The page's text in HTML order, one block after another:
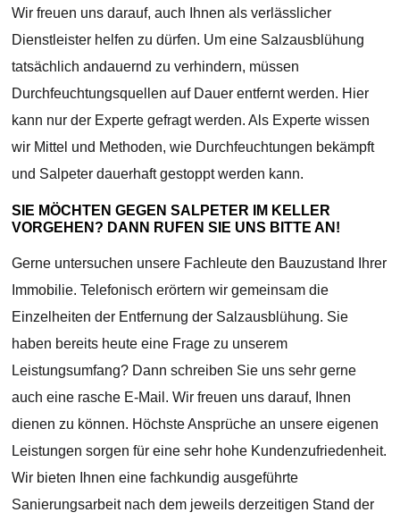
Wir freuen uns darauf, auch Ihnen als verlässlicher
Dienstleister helfen zu dürfen. Um eine Salzausblühung
tatsächlich andauernd zu verhindern, müssen
Durchfeuchtungsquellen auf Dauer entfernt werden. Hier
kann nur der Experte gefragt werden. Als Experte wissen
wir Mittel und Methoden, wie Durchfeuchtungen bekämpft
und Salpeter dauerhaft gestoppt werden kann.
SIE MÖCHTEN GEGEN SALPETER IM KELLER
VORGEHEN? DANN RUFEN SIE UNS BITTE AN!
Gerne untersuchen unsere Fachleute den Bauzustand Ihrer
Immobilie. Telefonisch erörtern wir gemeinsam die
Einzelheiten der Entfernung der Salzausblühung. Sie
haben bereits heute eine Frage zu unserem
Leistungsumfang? Dann schreiben Sie uns sehr gerne
auch eine rasche E-Mail. Wir freuen uns darauf, Ihnen
dienen zu können. Höchste Ansprüche an unsere eigenen
Leistungen sorgen für eine sehr hohe Kundenzufriedenheit.
Wir bieten Ihnen eine fachkundig ausgeführte
Sanierungsarbeit nach dem jeweils derzeitigen Stand der